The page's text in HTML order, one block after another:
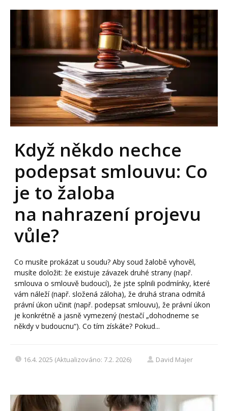
Když někdo nechce
podepsat smlouvu: Co
je to žaloba
na nahrazení projevu
vůle?
Co musíte prokázat u soudu? Aby soud žalobě vyhověl,
musíte doložit: že existuje závazek druhé strany (např.
smlouva o smlouvě budoucí), že jste splnili podmínky, které
vám náleží (např. složená záloha), že druhá strana odmítá
právní úkon učinit (např. podepsat smlouvu), že právní úkon
je konkrétně a jasně vymezený (nestačí „dohodneme se
někdy v budoucnu“). Co tím získáte? Pokud...
16.4. 2025 (Aktualizováno: 7.2. 2026) David Majer